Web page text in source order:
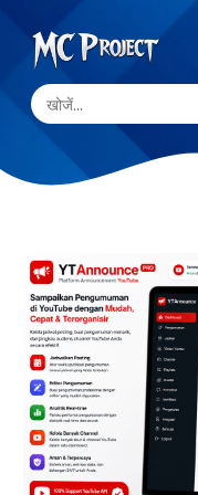
Project
Official
Store
डिजिटल
फ्रीलांस
सेवाएँ